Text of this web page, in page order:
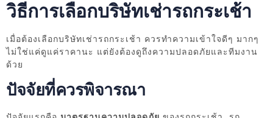
วิธีการเลือกบริษัทเช่ารถกระเช้า
เมื่อต้องเลือกบริษัทเช่ารถกระเช้า ควรทำความเข้าใจดีๆ มากๆ
ไม่ใช่แค่ดูแค่ราคานะ แต่ยังต้องดูถึงความปลอดภัยและทีมงาน
ด้วย
ปัจจัยที่ควรพิจารณา